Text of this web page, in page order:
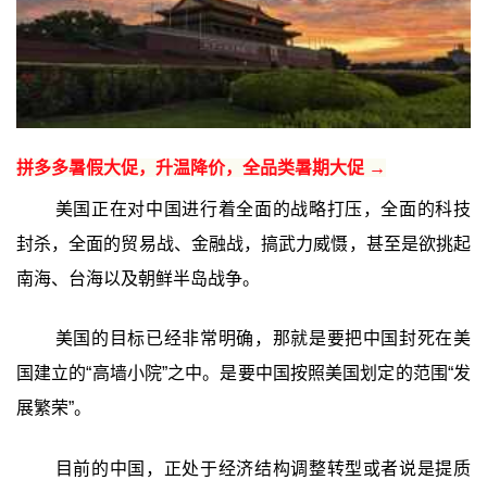
拼多多暑假大促，升温降价，全品类暑期大促 →
美国正在对中国进行着全面的战略打压，全面的科技
封杀，全面的贸易战、金融战，搞武力威慑，甚至是欲挑起
南海、台海以及朝鲜半岛战争。
美国的目标已经非常明确，那就是要把中国封死在美
国建立的“高墙小院”之中。是要中国按照美国划定的范围“发
展繁荣”。
目前的中国，正处于经济结构调整转型或者说是提质